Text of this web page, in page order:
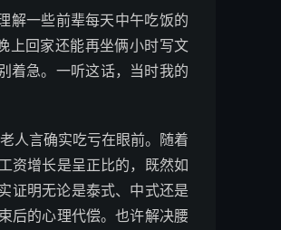
一些前辈每天中午吃饭的
上回家还能再坐俩小时写文
着急。一听这话，当时我的
言确实吃亏在眼前。随着
资增长是呈正比的，既然如
证明无论是泰式、中式还是
后的心理代偿。也许解决腰